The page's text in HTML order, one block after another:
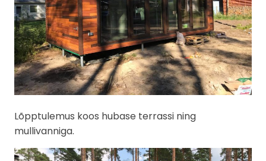
Lõpptulemus koos hubase terrassi ning
mullivanniga.